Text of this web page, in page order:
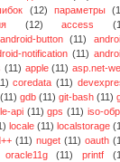
(12) параметры
(12) access
android-button (11)
notification (11)
(11) apple (11) asp.net-
coredata (11)
(11) gdb (11) git-bash (11)
api (11) gps (11) iso-
locale (11) localstorage
(11) nuget (11) oauth
oracle11g (11) printf